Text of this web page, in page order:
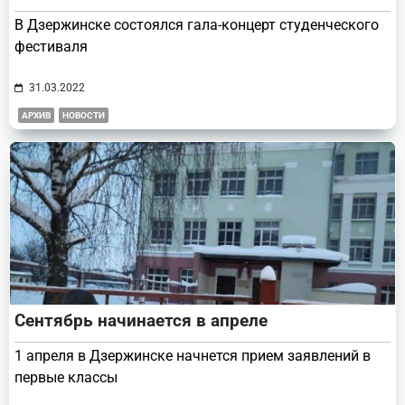
В Дзержинске состоялся гала-концерт студенческого
фестиваля
31.03.2022
АРХИВ НОВОСТИ
Сентябрь начинается в апреле
1 апреля в Дзержинске начнется прием заявлений в
первые классы